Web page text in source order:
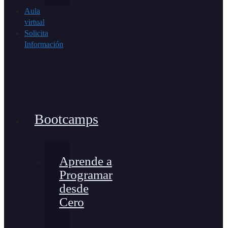
Aula
virtual
Solicita
Información
Bootcamps
Aprende a
Programar
desde
Cero